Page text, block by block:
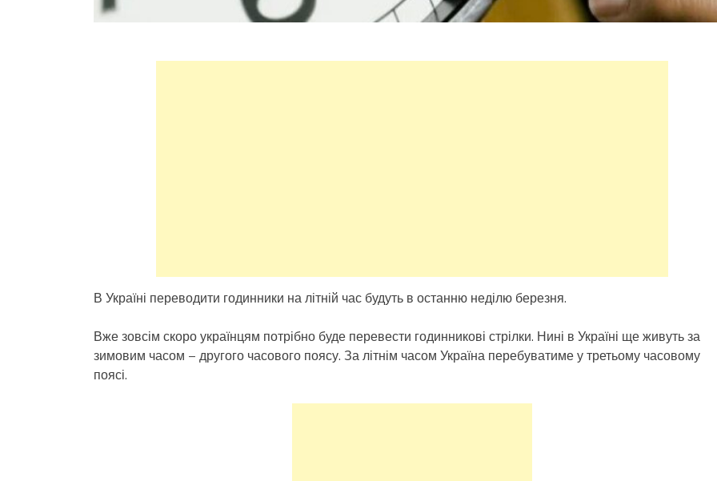
В Україні переводити годинники на літній час будуть в останню неділю березня.
Вже зовсім скоро українцям потрібно буде перевести годинникові стрілки. Нині в Україні ще живуть за
зимовим часом – другого часового поясу. За літнім часом Україна перебуватиме у третьому часовому
поясі.